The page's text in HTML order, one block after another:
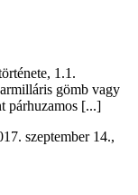
1.1.
gömb vagy
párhuzamos [...]
szeptember 14.,